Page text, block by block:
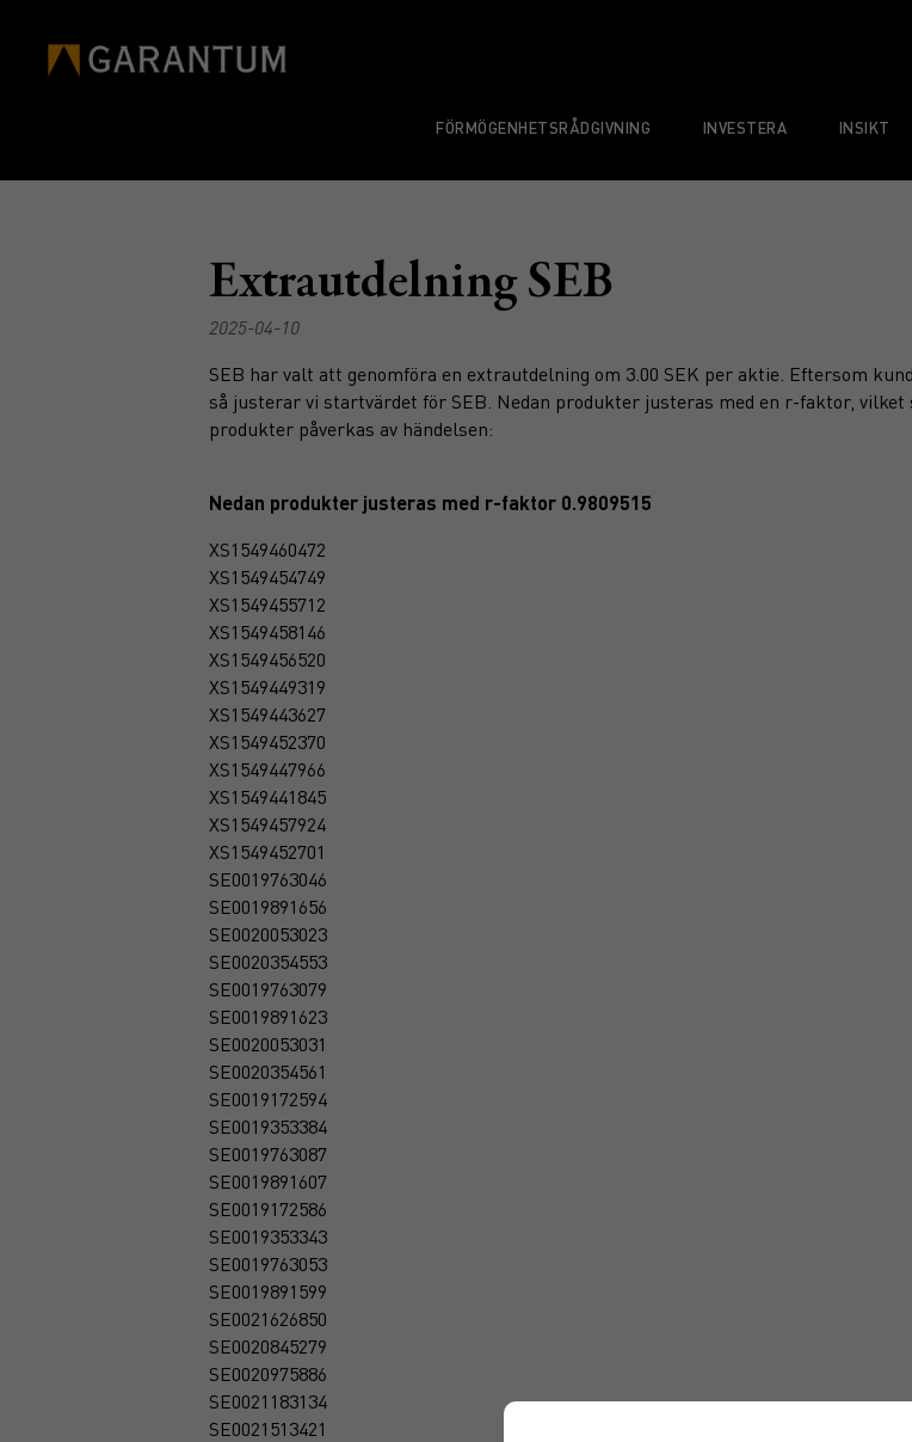
FÖRMÖGENHETSRÅDGIVNING INVESTERA INSIKT
Extrautdelning SEB
2025-04-10
SEB har valt att genomföra en extrautdelning om 3.00 SEK per aktie. Eftersom
så justerar vi startvärdet för SEB. Nedan produkter justeras med en r-faktor,
produkter påverkas av händelsen:
Nedan produkter justeras med r-faktor 0.9809515
XS1549460472
XS1549454749
XS1549455712
XS1549458146
XS1549456520
XS1549449319
XS1549443627
XS1549452370
XS1549447966
XS1549441845
XS1549457924
XS1549452701
SE0019763046
SE0019891656
SE0020053023
SE0020354553
SE0019763079
SE0019891623
SE0020053031
SE0020354561
SE0019172594
SE0019353384
SE0019763087
SE0019891607
SE0019172586
SE0019353343
SE0019763053
SE0019891599
SE0021626850
SE0020845279
SE0020975886
SE0021183134
SE0021513421